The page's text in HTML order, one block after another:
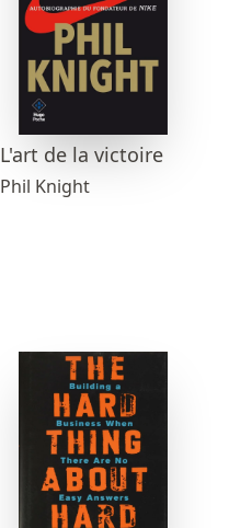
L'art de la victoire
Phil Knight